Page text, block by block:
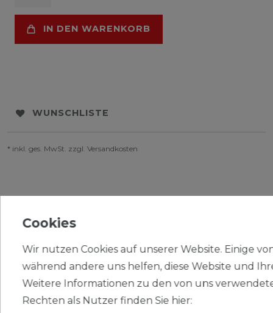
IN DEN WARENKORB
WUNSCHLISTE
* inkl. ges. MwSt. zzgl. Versandkosten
BESCHREIBUNG
WEITERE DETAILS
EU-VERANTWORTLICHER
Cookies
Wir nutzen Cookies auf unserer Website. Einige
während andere uns helfen, diese Website und
Weitere Informationen zu den von uns
Rechten als Nutzer finden Sie hier: